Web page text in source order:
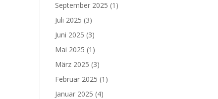
September 2025 (1)
Juli 2025 (3)
Juni 2025 (3)
Mai 2025 (1)
März 2025 (3)
Februar 2025 (1)
Januar 2025 (4)